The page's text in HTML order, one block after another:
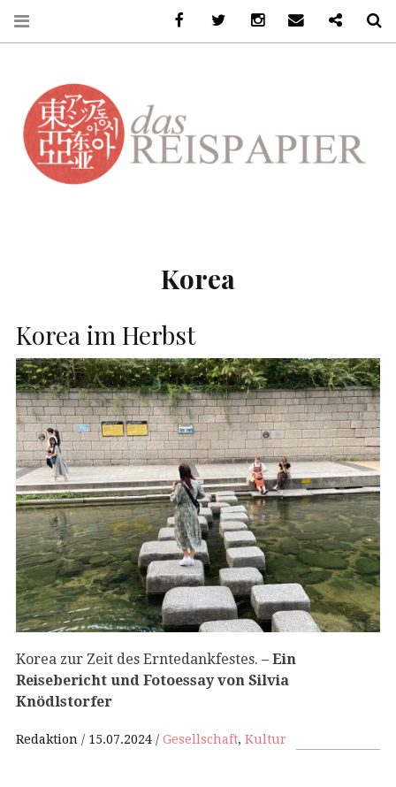
Korea
Korea im Herbst
Korea zur Zeit des Erntedankfestes. – Ein
Reisebericht und Fotoessay von Silvia
Knödlstorfer
Redaktion 15.07.2024 Gesellschaft, Kultur
FacebookTwitter InstagramEmail Ko-Fi